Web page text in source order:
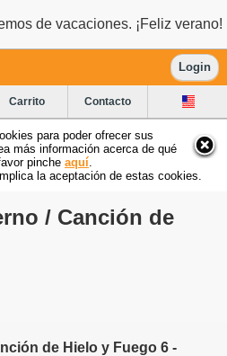
de vacaciones. ¡Feliz verano!
Login
Carrito Contacto
para poder ofrecer sus
más información acerca de qué
pinche aquí
la aceptación de estas cookies.
/ Canción de
de Hielo y Fuego 6 -